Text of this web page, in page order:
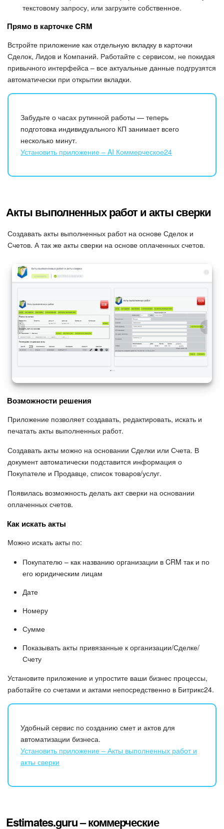
текстовому запросу, или загрузите собственное.
Прямо в карточке CRM
Встройте приложение как отдельную вкладку в карточки
Сделок, Лидов и Компаний. Работайте с сервисом, не покидая
привычного интерфейса – все актуальные данные подгрузятся
автоматически при открытии вкладки.
Забудьте о часах рутинной работы — теперь
подготовка индивидуального КП занимает всего
несколько минут.
Установить приложение – AI Коммерческое24
Акты выполненных работ и акты сверки
Создавать акты выполненных работ на основе Сделок и
Счетов. А так же акты сверки на основе оплаченных счетов.
Возможности решения
Приложение позволяет создавать, редактировать, искать и
печатать акты выполненных работ.
Создавать акты можно на основании Сделки или Счета. В
документ автоматически подставится информация о
Покупателе и Продавце, список товаров/услуг.
Появилась возможность делать акт сверки на основании
оплаченных счетов.
Как искать акты
Можно искать акты по:
Покупателю – как названию организации в CRM так и по
его юридическим лицам
Дате
Номеру
Сумме
Показывать акты привязанные к организации/Сделке/
Счету
Установите приложение и упростите ваши бизнес процессы,
работайте со счетами и актами непосредственно в Битрикс24.
Удобный сервис по созданию смет и актов для
автоматизации бизнеса.
Установить приложение – Акты выполненных работ и
акты сверки
Estimates.guru – коммерческие